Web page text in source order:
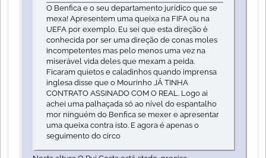
O Benfica e o seu departamento jurídico que se
mexa! Apresentem uma queixa na FIFA ou na
UEFA por exemplo. Eu sei que esta direção é
conhecida por ser uma direção de conas moles
incompetentes mas pelo menos uma vez na
miserável vida deles que mexam a peida.
Ficaram quietos e caladinhos quando imprensa
inglesa disse que o Mourinho JÁ TINHA
CONTRATO ASSINADO COM O REAL. Logo ai
achei uma palhaçada só ao nível do espantalho
mor ninguém do Benfica se mexer e apresentar
uma queixa contra isto. E agora é apenas o
seguimento do circo